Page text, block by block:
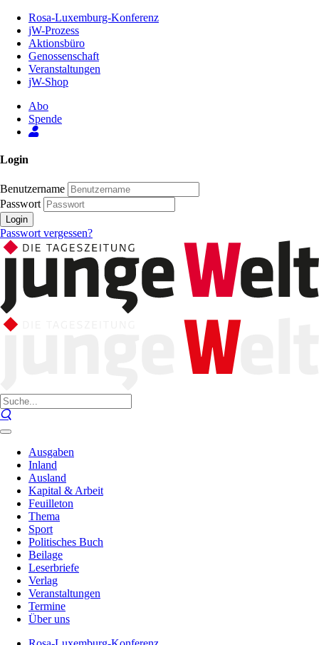
Inhalt
Seite
Rosa-Luxemburg-Konferenz
jW-Prozess
Aktionsbüro
Genossenschaft
Veranstaltungen
jW-Shop
Abo
Spende
Login
Benutzername
Passwort
Login
Passwort vergessen?
Ausgaben
Inland
Ausland
Kapital & Arbeit
Feuilleton
Thema
Sport
Politisches Buch
Beilage
Leserbriefe
Verlag
Veranstaltungen
Termine
Über uns